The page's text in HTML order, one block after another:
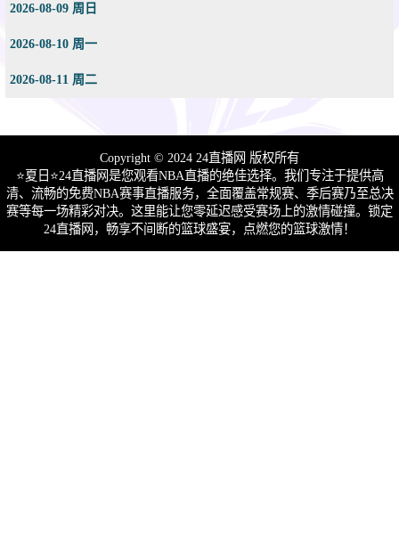
2026-08-09 周日
2026-08-10 周一
2026-08-11 周二
Copyright © 2024 24直播网 版权所有
⭐️夏日⭐24直播网是您观看NBA直播的绝佳选择。我们专注于提供高
清、流畅的免费NBA赛事直播服务，全面覆盖常规赛、季后赛乃至总决
赛等每一场精彩对决。这里能让您零延迟感受赛场上的激情碰撞。锁定
24直播网，畅享不间断的篮球盛宴，点燃您的篮球激情！